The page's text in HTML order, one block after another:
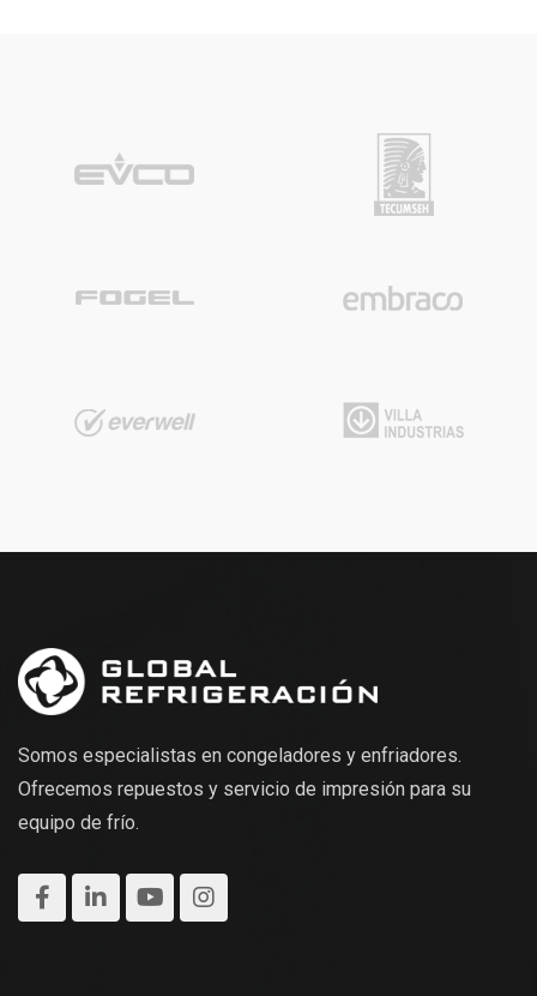
Somos especialistas en congeladores y enfriadores.
Ofrecemos repuestos y servicio de impresión para su
equipo de frío.